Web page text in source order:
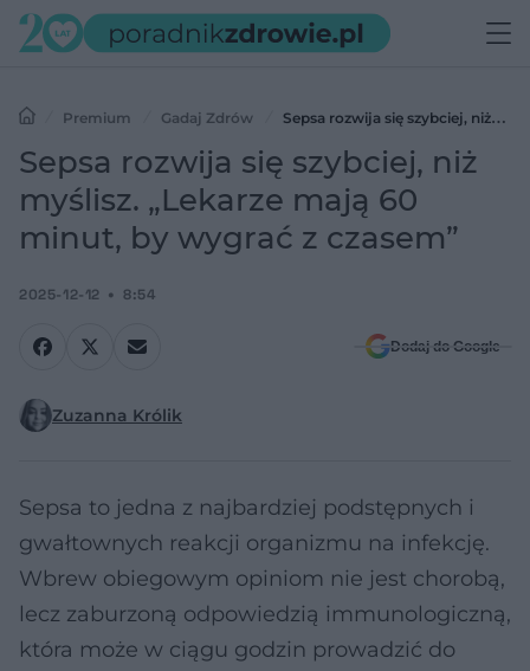
Premium Gadaj Zdrów
Sepsa rozwija się szybciej, niż
myślisz. „Lekarze mają 60 minut, by wygrać z czasem”
Sepsa rozwija się szybciej, niż
myślisz. „Lekarze mają 60
minut, by wygrać z czasem”
2025-12-12 8:54
Dodaj do Google
Zuzanna Królik
Sepsa to jedna z najbardziej podstępnych i
gwałtownych reakcji organizmu na infekcję.
Wbrew obiegowym opiniom nie jest chorobą,
lecz zaburzoną odpowiedzią immunologiczną,
która może w ciągu godzin prowadzić do